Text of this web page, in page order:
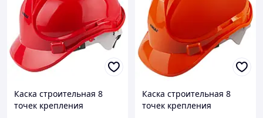
Каска строительная 8
точек крепления
Каска строительная 8
точек крепления